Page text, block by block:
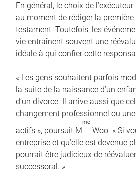
En général, le choix de
au moment de rédiger la première
testament. Toutefois, les
vie entraînent souvent une
idéale à qui confier cette
« Les gens souhaitent parfois
la suite de la naissance d’un
d’un divorce. Il arrive aussi que
changement professionnel ou
actifs », poursuit M
me
Woo. « Si
entreprise et qu’elle est devenue
pourrait être judicieux de
successoral. »